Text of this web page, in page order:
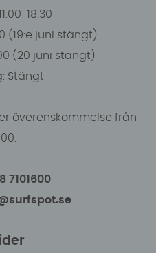
18.30
(19:e juni stängt)
(20 juni stängt)
Stängt
överenskommelse från
7101600